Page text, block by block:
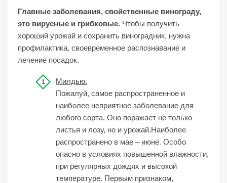
Главные заболевания, свойственные винограду,
это вирусные и грибковые. Чтобы получить
хороший урожай и сохранить виноградник, нужна
профилактика, своевременное распознавание и
лечение посадок.
Милдью.
Пожалуй, самое распространенное и
наиболее неприятное заболевание для
любого сорта. Оно поражает не только
листья и лозу, но и урожай.Наиболее
распространено в мае – июне. Особо
опасно в условиях повышенной влажности,
при регулярных дождях и высокой
температуре. Первым признаком,